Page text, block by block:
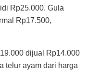
Rp25.000. Gula
Rp17.500,
dijual Rp14.000
telur ayam dari harga